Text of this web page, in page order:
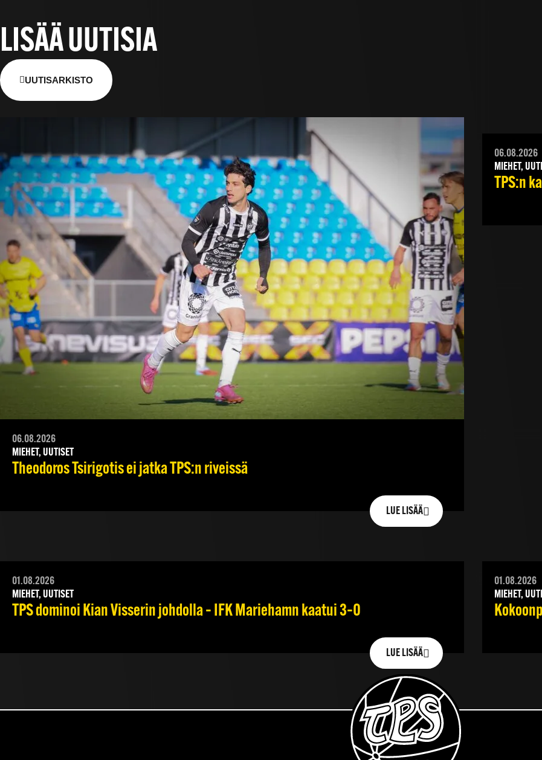
LISÄÄ UUTISIA
UUTISARKISTO
06.08.2026
MIEHET, UUTISET
Theodoros Tsirigotis ei jatka TPS:n riveissä
LUE LISÄÄ
06.08.2026
MIEHET,
TPS:n
01.08.2026
MIEHET, UUTISET
TPS dominoi Kian Visserin johdolla – IFK Mariehamn kaatui 3–0
LUE LISÄÄ
01.08.2026
MIEHET,